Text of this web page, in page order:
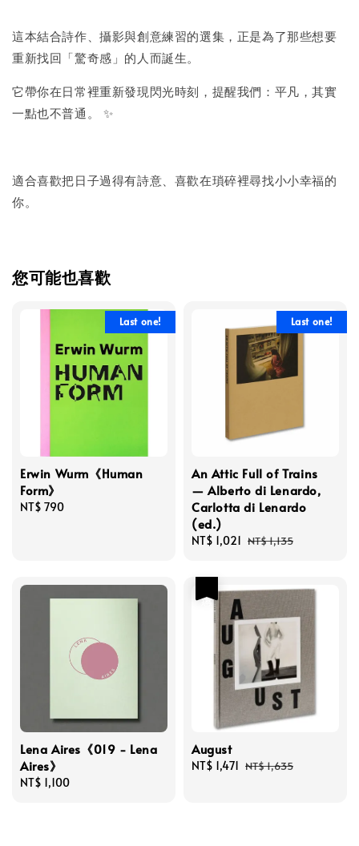
這本結合詩作、攝影與創意練習的選集，正是為了那些想要
重新找回「驚奇感」的人而誕生。
它帶你在日常裡重新發現閃光時刻，提醒我們：平凡，其實
一點也不普通。 ✨
適合喜歡把日子過得有詩意、喜歡在瑣碎裡尋找小小幸福的
你。
您可能也喜歡
Last one!
Erwin Wurm《Human
Form》
Regular
NT$ 790
Last one!
An Attic Full of Trains
— Alberto di Lenardo,
Carlotta di Lenardo
(ed.)
Sale
NT$ 1,021 Regular
NT$ 1,135
Lena Aires《019 - Lena
Aires》
Regular
NT$ 1,100
August
Sale
NT$ 1,471 Regular
NT$ 1,635